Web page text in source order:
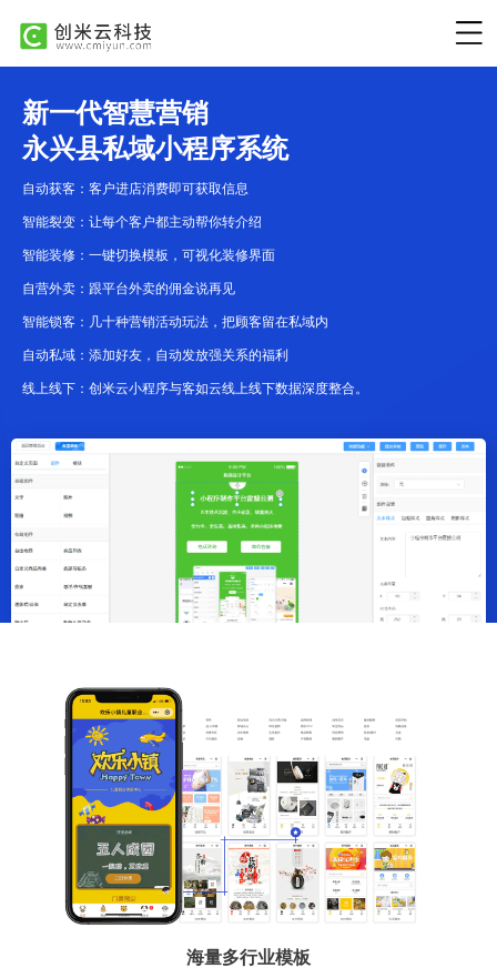
新一代智慧营销
永兴县私域小程序系统
自动获客：客户进店消费即可获取信息
智能裂变：让每个客户都主动帮你转介绍
智能装修：一键切换模板，可视化装修界面
自营外卖：跟平台外卖的佣金说再见
智能锁客：几十种营销活动玩法，把顾客留在私域内
自动私域：添加好友，自动发放强关系的福利
线上线下：创米云小程序与客如云线上线下数据深度整合。
海量多行业模板